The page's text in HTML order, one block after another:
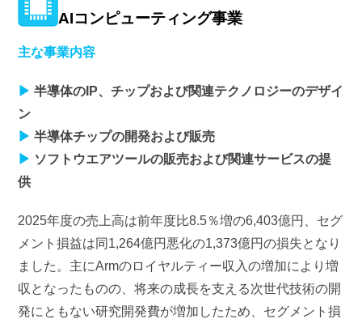
AIコンピューティング事業
主な事業内容
▶ 半導体のIP、チップおよび関連テクノロジーのデザイ
ン
▶ 半導体チップの開発および販売
▶ ソフトウエアツールの販売および関連サービスの提
供
2025年度の売上高は前年度比8.5％増の6,403億円、セグ
メント損益は同1,264億円悪化の1,373億円の損失となり
ました。主にArmのロイヤルティー収入の増加により増
収となったものの、将来の成長を支える次世代技術の開
発にともない研究開発費が増加したため、セグメント損